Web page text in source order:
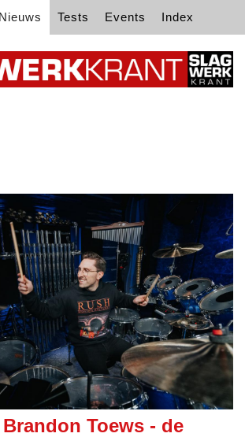
Nieuws Tests Events Index
Toews - de